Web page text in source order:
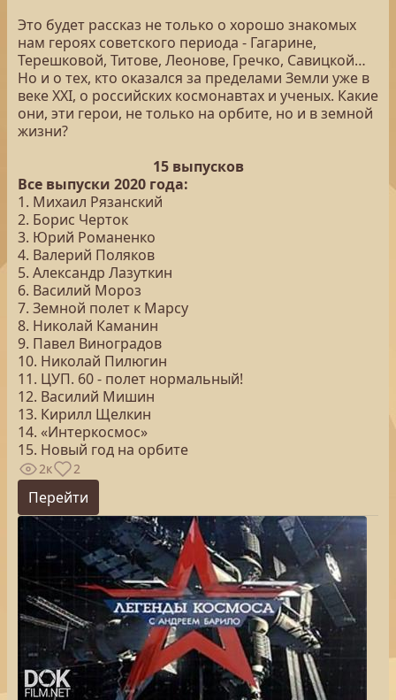
Это будет рассказ не только о хорошо знакомых
нам героях советского периода - Гагарине,
Терешковой, Титове, Леонове, Гречко, Савицкой…
Но и о тех, кто оказался за пределами Земли уже в
веке XXI, о российских космонавтах и ученых. Какие
они, эти герои, не только на орбите, но и в земной
жизни?
15 выпусков
Все выпуски 2020 года:
1. Михаил Рязанский
2. Борис Черток
3. Юрий Романенко
4. Валерий Поляков
5. Александр Лазуткин
6. Василий Мороз
7. Земной полет к Марсу
8. Николай Каманин
9. Павел Виноградов
10. Николай Пилюгин
11. ЦУП. 60 - полет нормальный!
12. Василий Мишин
13. Кирилл Щелкин
14. «Интеркосмос»
15. Новый год на орбите
2к 2
Перейти